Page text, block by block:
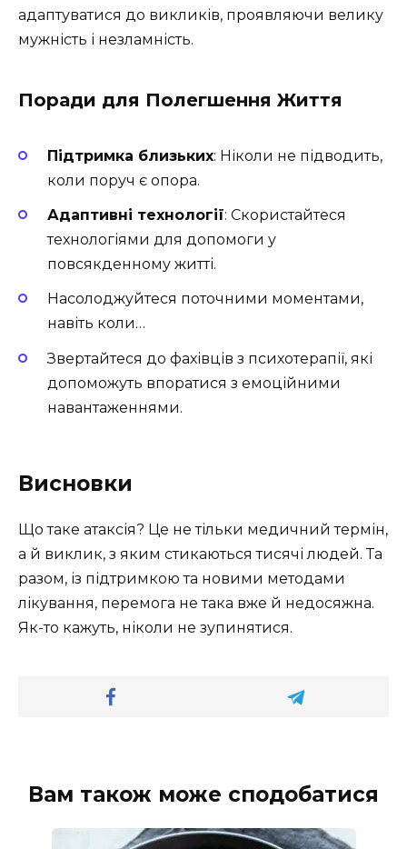
адаптуватися до викликів, проявляючи велику
мужність і незламність.
Поради для Полегшення Життя
Підтримка близьких: Ніколи не підводить,
коли поруч є опора.
Адаптивні технології: Скористайтеся
технологіями для допомоги у
повсякденному житті.
Насолоджуйтеся поточними моментами,
навіть коли…
Звертайтеся до фахівців з психотерапії, які
допоможуть впоратися з емоційними
навантаженнями.
Висновки
Що таке атаксія? Це не тільки медичний термін,
а й виклик, з яким стикаються тисячі людей. Та
разом, із підтримкою та новими методами
лікування, перемога не така вже й недосяжна.
Як-то кажуть, ніколи не зупинятися.
Вам також може сподобатися